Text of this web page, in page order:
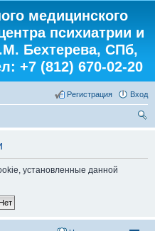
медицинского
психиатрии и
Бехтерева, СПб,
+7 (812) 670-02-20
Вход
Регистрация
установленные данной